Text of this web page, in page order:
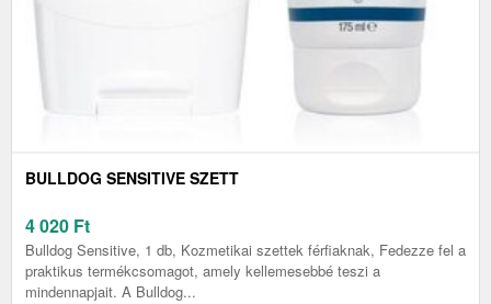
BULLDOG SENSITIVE SZETT
4 020 Ft
Bulldog Sensitive, 1 db, Kozmetikai szettek férfiaknak, Fedezze fel a
praktikus termékcsomagot, amely kellemesebbé teszi a
mindennapjait. A Bulldog...